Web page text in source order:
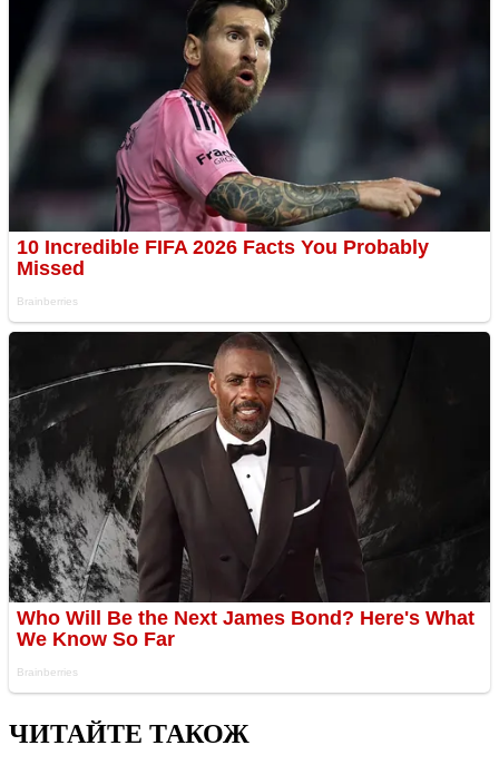
ЧИТАЙТЕ ТАКОЖ